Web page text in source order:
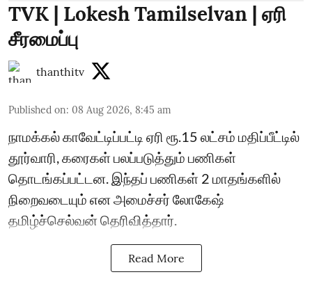
TVK | Lokesh Tamilselvan | ஏரி
சீரமைப்பு
thanthitv
Published on: 08 Aug 2026, 8:45 am
நாமக்கல் காவேட்டிப்பட்டி ஏரி ரூ.15 லட்சம் மதிப்பீட்டில்
தூர்வாரி, கரைகள் பலப்படுத்தும் பணிகள்
தொடங்கப்பட்டன. இந்தப் பணிகள் 2 மாதங்களில்
நிறைவடையும் என அமைச்சர் லோகேஷ்
தமிழ்ச்செல்வன் தெரிவித்தார்.
Read More